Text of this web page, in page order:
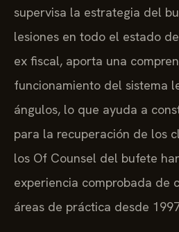
supervisa la estrategia del
lesiones en todo el estado
ex fiscal, aporta una
funcionamiento del sistema
ángulos, lo que ayuda a
para la recuperación de los
los Of Counsel del bufete
experiencia comprobada de
áreas de práctica desde